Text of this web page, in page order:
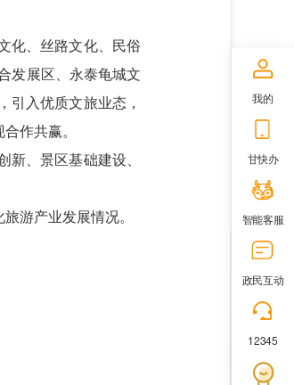
化、丝路文化、民俗
发展区、永泰龟城文
入优质文旅业态，
作共赢。
、景区基础建设、
游产业发展情况。
我的
甘快办
智能客服
政民互动
12345